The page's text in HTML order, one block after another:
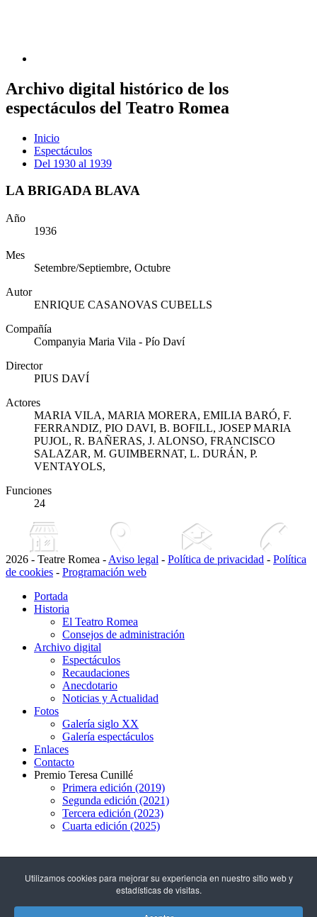
Archivo digital histórico de los
espectáculos del Teatro Romea
Inicio
Espectáculos
Del 1930 al 1939
LA BRIGADA BLAVA
Año
1936
Mes
Setembre/Septiembre, Octubre
Autor
ENRIQUE CASANOVAS CUBELLS
Compañía
Companyia Maria Vila - Pío Daví
Director
PIUS DAVÍ
Actores
MARIA VILA, MARIA MORERA, EMILIA BARÓ, F.
FERRANDIZ, PIO DAVI, B. BOFILL, JOSEP MARIA
PUJOL, R. BAÑERAS, J. ALONSO, FRANCISCO
SALAZAR, M. GUIMBERNAT, L. DURÁN, P.
VENTAYOLS,
Funciones
24
2026 - Teatre Romea - Aviso legal - Política de privacidad - Política
de cookies - Programación web
Portada
Historia
El Teatro Romea
Consejos de administración
Archivo digital
Espectáculos
Recaudaciones
Anecdotario
Noticias y Actualidad
Fotos
Galería siglo XX
Galería espectáculos
Enlaces
Contacto
Premio Teresa Cunillé
Primera edición (2019)
Segunda edición (2021)
Tercera edición (2023)
Cuarta edición (2025)
(08001 - Barcelona)
Utilizamos cookies para mejorar su experiencia en nuestro sitio web y
estadísticas de visitas.